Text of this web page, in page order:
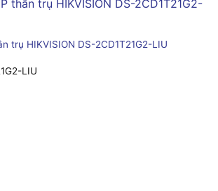
trụ HIKVISION DS-2CD1T21G2-LIU
LIU